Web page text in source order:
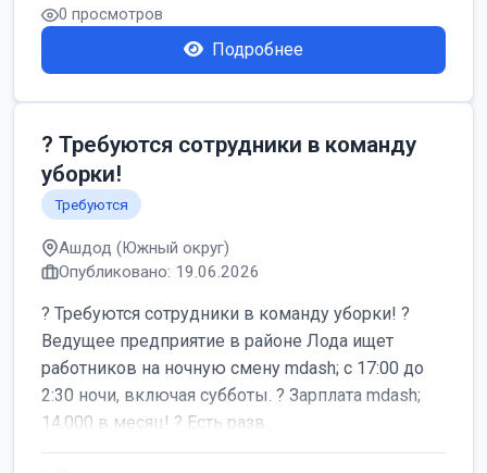
0 просмотров
Подробнее
? Требуются сотрудники в команду
уборки!
Требуются
Ашдод (Южный округ)
Опубликовано: 19.06.2026
? Требуются сотрудники в команду уборки! ?
Ведущее предприятие в районе Лода ищет
работников на ночную смену mdash; с 17:00 до
2:30 ночи, включая субботы. ? Зарплата mdash;
14,000 в месяц! ? Есть разв...